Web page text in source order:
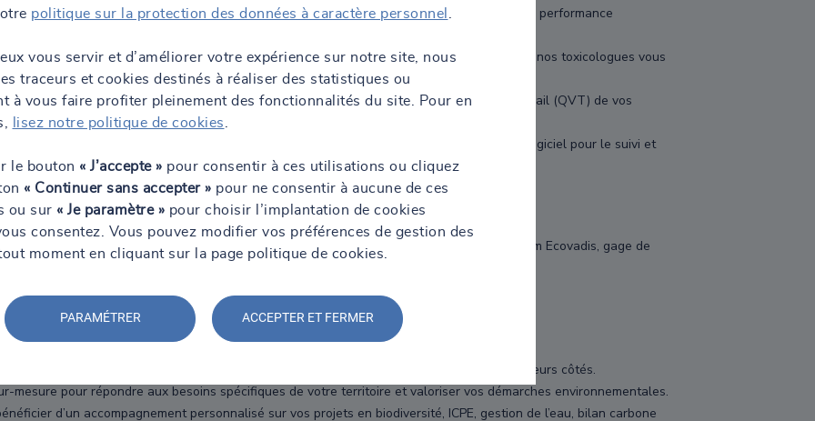
et accompagnement pour réduire votre consommation d'énergie tout en assurant votre performance
sécurité de vos collaborateurs et également permettre la mise sur le marché de produits, nos toxicologues vous
des préventeurs et études pour assurer la sécurité, la santé et la qualité de vie au travail (QVT) de vos
vous accompagnent sur de la veille réglementaire personnalisée et vous propose un logiciel pour le suivi et
de votre système de management
durable et de responsabilité sociétale sont certifiés par la prestigieuse médaille Platinum Ecovadis, gage de
de vous pour une connaissance fine des enjeux régionaux et locaux.
NPS de 75, nos clients reconnaissent la qualité de nos prestations et notre engagement à leurs côtés.
mesure pour répondre aux besoins spécifiques de votre territoire et valoriser vos démarches environnementales.
d’un accompagnement personnalisé sur vos projets en biodiversité, ICPE, gestion de l’eau, bilan carbone
politique sur la protection des données à caractère personnel
vous servir et d’améliorer votre expérience sur notre site, nous
traceurs et cookies destinés à réaliser des statistiques ou
à vous faire profiter pleinement des fonctionnalités du site. Pour en
lisez notre politique de cookies
le bouton « J’accepte » pour consentir à ces utilisations ou cliquez
« Continuer sans accepter » pour ne consentir à aucune de ces
ou sur « Je paramètre » pour choisir l’implantation de cookies
consentez. Vous pouvez modifier vos préférences de gestion des
moment en cliquant sur la page politique de cookies.
PARAMÉTRER ACCEPTER ET FERMER